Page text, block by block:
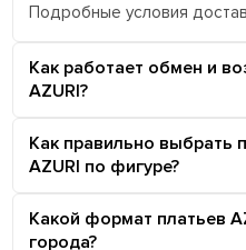
Подробные условия
Как работает обмен и
AZURI?
Как правильно выбрать
AZURI по фигуре?
Какой формат платьев
города?